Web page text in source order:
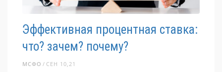
Эффективная процентная ставка:
что? зачем? почему?
СЕН 10,21
МСФО